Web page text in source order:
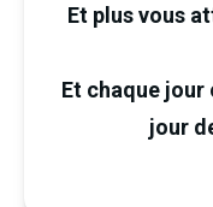
Et plus vous
Et chaque jour
jour